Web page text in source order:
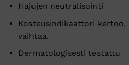
Hajujen neutralisointi
Kosteusindikaattori kertoo,
vaihtaa.
Dermatologisesti testattu